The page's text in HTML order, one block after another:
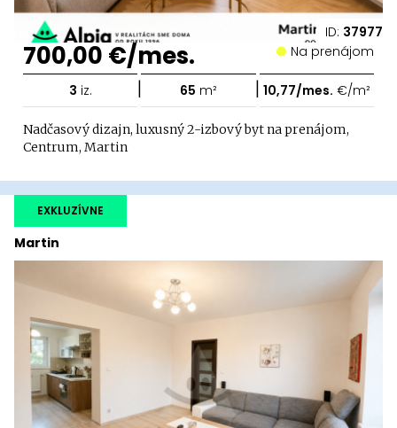
ID: 37977
700,00 €/mes. Na prenájom
3 iz. | 65 m² | 10,77/mes. €/m²
Nadčasový dizajn, luxusný 2-izbový byt na prenájom,
Centrum, Martin
Martin
EXKLUZÍVNE